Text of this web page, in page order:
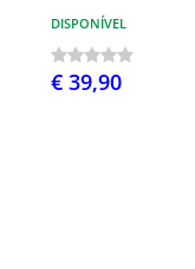
DISPONÍVEL
€ 39,90